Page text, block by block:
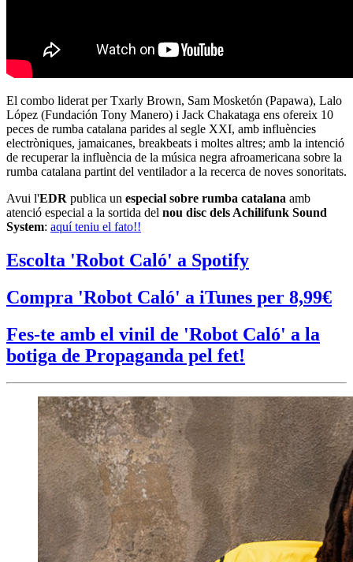
El combo liderat per Txarly Brown, Sam Mosketón (Papawa), Lalo
López (Fundación Tony Manero) i Jack Chakataga ens ofereix 10
peces de rumba catalana parides al segle XXI, amb influències
electròniques, jamaicanes, breakbeats i moltes altres; amb la intenció
de recuperar la influència de la música negra afroamericana sobre la
rumba catalana partint del ventilador a la recerca de noves sonoritats.
Avui l'EDR publica un especial sobre rumba catalana amb
atenció especial a la sortida del nou disc dels Achilifunk Sound
System: aquí teniu el fato!!
Escolta 'Robot Caló' a Spotify
Compra 'Robot Caló' a iTunes per 8,99€
Fes-te amb el vinil de 'Robot Caló' a la
botiga de Propaganda pel fet!